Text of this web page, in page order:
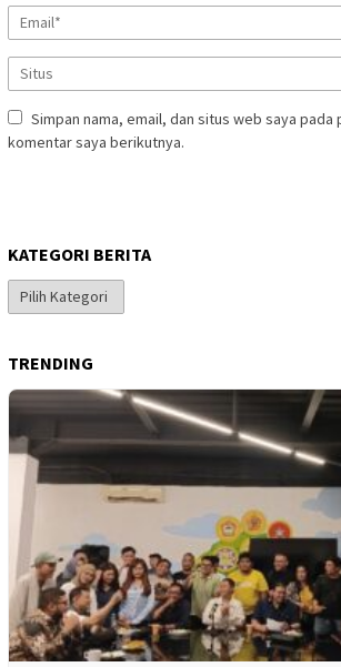
Simpan nama, email, dan situs web saya pada
komentar saya berikutnya.
KATEGORI BERITA
Kategori
Berita
TRENDING